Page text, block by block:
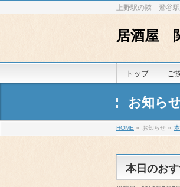
上野駅の隣 鶯谷
居酒屋
トップ ご
お知ら
HOME » お知らせ »
本日のおす